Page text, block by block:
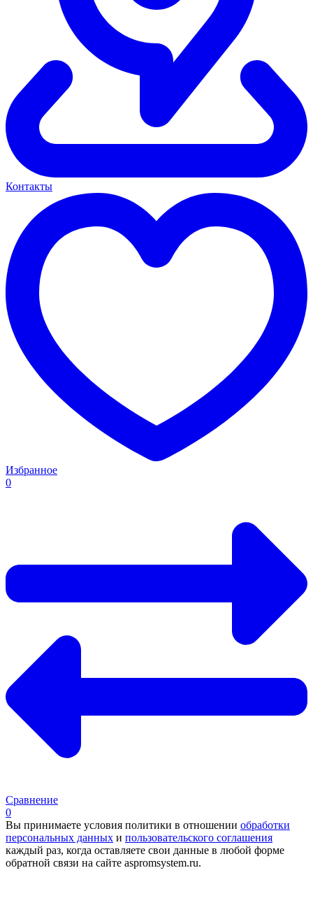
Контакты
Избранное
0
Сравнение
0
Вы принимаете условия политики в отношении обработки
персональных данных и пользовательского соглашения
каждый раз, когда оставляете свои данные в любой форме
обратной связи на сайте aspromsystem.ru.